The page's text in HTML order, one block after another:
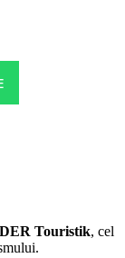
DER Touristik, cel